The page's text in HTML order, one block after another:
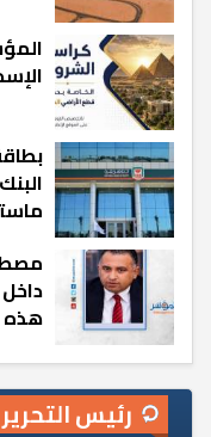
هذه
رئيس التحرير